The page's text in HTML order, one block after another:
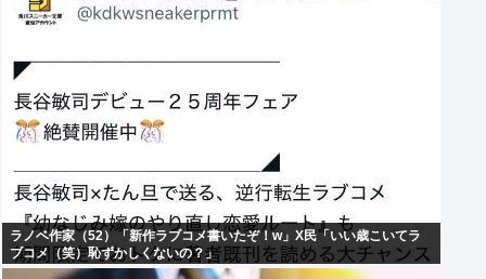
ラノベ作家（52）「新作ラブコメ書いたぞ！w」X民「いい歳こいてラ
ブコメ（笑）恥ずかしくないの？」